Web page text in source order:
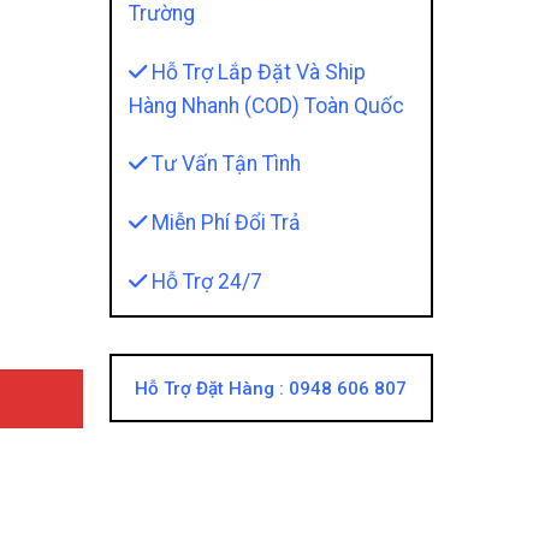
sắc Và Cường Độ Ánh Sáng Của Đèn Không Gây
Trường
Hỗ Trợ Lắp Đặt Và Ship
Hàng Nhanh (COD) Toàn Quốc
Tư Vấn Tận Tình
Miễn Phí Đổi Trả
Hỗ Trợ 24/7
Hỗ Trợ Đặt Hàng : 0948 606 807